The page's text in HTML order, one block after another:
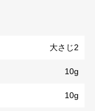
大さじ2
10g
10g